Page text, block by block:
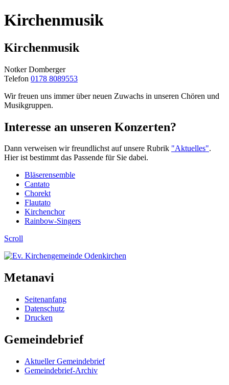
Kirchenmusik
Kirchenmusik
Notker Domberger
Telefon 0178 8089553
Wir freuen uns immer über neuen Zuwachs in unseren Chören und
Musikgruppen.
Interesse an unseren Konzerten?
Dann verweisen wir freundlichst auf unsere Rubrik "Aktuelles".
Hier ist bestimmt das Passende für Sie dabei.
Bläserensemble
Cantato
Chorekt
Flautato
Kirchenchor
Rainbow-Singers
Scroll
Metanavi
Seitenanfang
Datenschutz
Drucken
Gemeindebrief
Aktueller Gemeindebrief
Gemeindebrief-Archiv